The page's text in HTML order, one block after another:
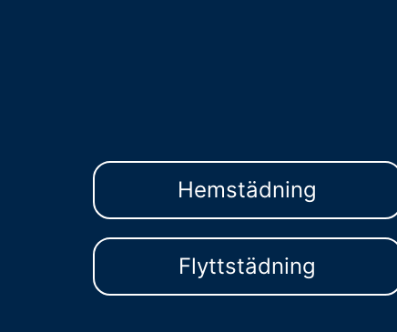
Hemstädning
Flyttstädning